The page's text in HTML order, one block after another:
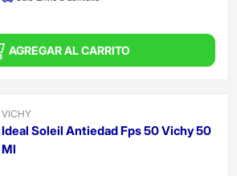
AGREGAR AL CARRITO
VICHY
Ideal Soleil Antiedad Fps 50 Vichy 50
Ml